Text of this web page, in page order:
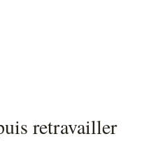
retravailler